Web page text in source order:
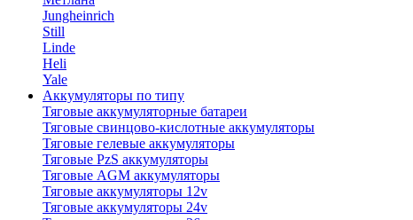
Jungheinrich
Still
Linde
Heli
Yale
Аккумуляторы по типу
Тяговые аккумуляторные батареи
Тяговые свинцово-кислотные аккумуляторы
Тяговые гелевые аккумуляторы
Тяговые PzS аккумуляторы
Тяговые AGM аккумуляторы
Тяговые аккумуляторы 12v
Тяговые аккумуляторы 24v